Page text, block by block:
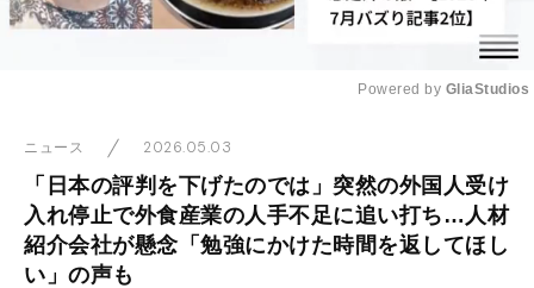
Powered by GliaStudios
ニュース 2026.05.03
「日本の評判を下げたのでは」突然の外国人受け
入れ停止で外食産業の人手不足に追い打ち…人材
紹介会社が懸念「勉強にかけた時間を返してほし
い」の声も